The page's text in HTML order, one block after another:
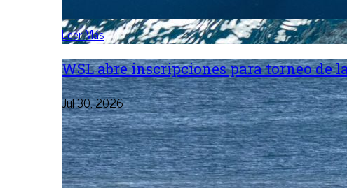
Leer Más
WSL abre inscripciones para torneo de
Jul 30, 2026